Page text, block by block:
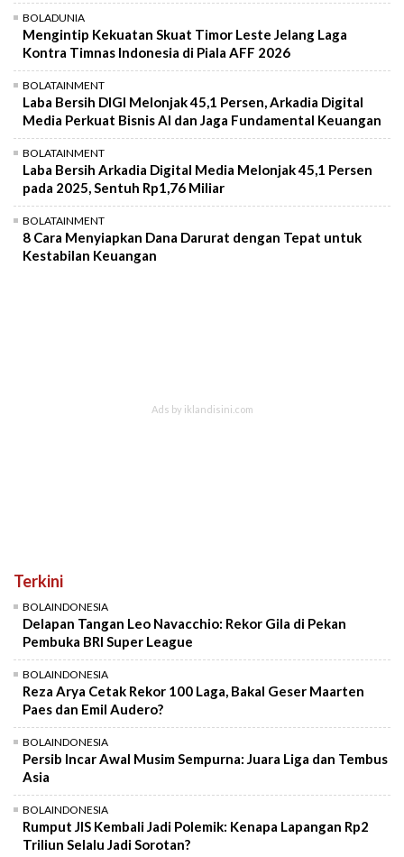
BOLADUNIA
Mengintip Kekuatan Skuat Timor Leste Jelang Laga
Kontra Timnas Indonesia di Piala AFF 2026
BOLATAINMENT
Laba Bersih DIGI Melonjak 45,1 Persen, Arkadia Digital
Media Perkuat Bisnis AI dan Jaga Fundamental Keuangan
BOLATAINMENT
Laba Bersih Arkadia Digital Media Melonjak 45,1 Persen
pada 2025, Sentuh Rp1,76 Miliar
BOLATAINMENT
8 Cara Menyiapkan Dana Darurat dengan Tepat untuk
Kestabilan Keuangan
Terkini
BOLAINDONESIA
Delapan Tangan Leo Navacchio: Rekor Gila di Pekan
Pembuka BRI Super League
BOLAINDONESIA
Reza Arya Cetak Rekor 100 Laga, Bakal Geser Maarten
Paes dan Emil Audero?
BOLAINDONESIA
Persib Incar Awal Musim Sempurna: Juara Liga dan Tembus
Asia
BOLAINDONESIA
Rumput JIS Kembali Jadi Polemik: Kenapa Lapangan Rp2
Triliun Selalu Jadi Sorotan?